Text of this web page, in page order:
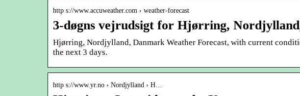
http s://www.accuweather.com › weather-forecast
3-døgns vejrudsigt for Hjørring,
Hjørring, Nordjylland, Danmark Weather Forecast, with current
the next 3 days.
http s://www.yr.no › Nordjylland › H…